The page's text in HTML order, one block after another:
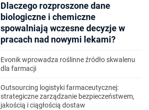
Dlaczego rozproszone dane
biologiczne i chemiczne
spowalniają wczesne decyzje w
pracach nad nowymi lekami?
Evonik wprowadza roślinne źródło skwalenu
dla farmacji
Outsourcing logistyki farmaceutycznej:
strategiczne zarządzanie bezpieczeństwem,
jakością i ciągłością dostaw